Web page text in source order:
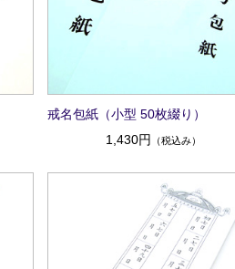
戒名包紙（小型 50枚綴り）
1,430円
（税込み）